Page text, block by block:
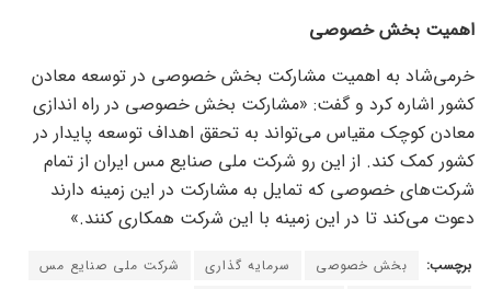
اهمیت بخش خصوصی
خرمی‌شاد به اهمیت مشارکت بخش خصوصی در توسعه معادن
کشور اشاره کرد و گفت: «مشارکت بخش خصوصی در راه اندازی
معادن کوچک مقیاس می‌تواند به تحقق اهداف توسعه پایدار در
کشور کمک کند. از این رو شرکت ملی صنایع مس ایران از تمام
شرکت‌های خصوصی که تمایل به مشارکت در این زمینه دارند
دعوت می‌کند تا در این زمینه با این شرکت همکاری کنند.»
برچسب: بخش خصوصی سرمایه گذاری
شرکت ملی صنایع مس